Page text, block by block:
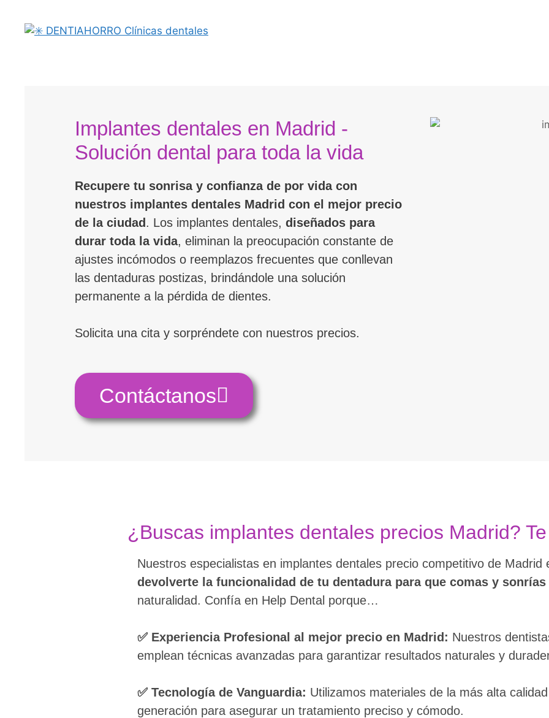
Implantes dentales en Madrid -
Solución dental para toda la vida
Recupere tu sonrisa y confianza de por vida con
nuestros implantes dentales Madrid con el mejor precio
de la ciudad . Los implantes dentales, diseñados para
durar toda la vida, eliminan la preocupación constante de
ajustes incómodos o reemplazos frecuentes que conllevan
las dentaduras postizas, brindándole una solución
permanente a la pérdida de dientes.
Solicita una cita y sorpréndete con nuestros precios.
Contáctanos
¿Buscas implantes dentales precios Madrid?
Nuestros especialistas en implantes dentales precio competitivo de Madrid
devolverte la funcionalidad de tu dentadura para que comas y sonrías
naturalidad. Confía en Help Dental porque…
✅ Experiencia Profesional al mejor precio en Madrid: Nuestros
emplean técnicas avanzadas para garantizar resultados naturales y
✅ Tecnología de Vanguardia: Utilizamos materiales de la más alta
generación para asegurar un tratamiento preciso y cómodo.